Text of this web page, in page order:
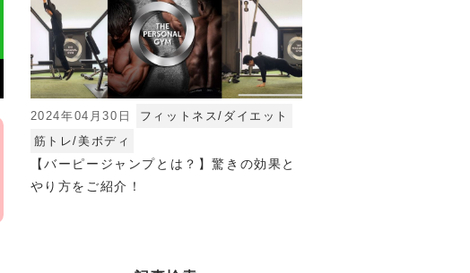
2024年04月30日
フィットネス/ダイエット
筋トレ/美ボディ
【バーピージャンプとは？】驚きの効果と
やり方をご紹介！